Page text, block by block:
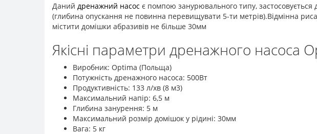
Даний дренажний насос є помпою занурювального типу, застосовується
(глибина опускання не повинна перевищувати 5-ти метрів).Відмінна
містити домішки абразивів не більше 30мм
Якісні параметри дренажного насоса
Виробник: Optima (Польща)
Потужність дренажного насоса: 500Вт
Продуктивність: 133 л/хв (8 м3)
Максимальний напір: 6,5 м
Глибина занурення: 5 м
Максимальний розмір домішок у рідині: 30мм
Вага: 5 кг